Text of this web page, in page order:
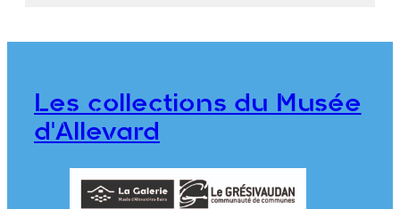
Les collections du Musée
d'Allevard